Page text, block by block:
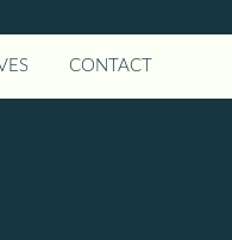
CONTACT